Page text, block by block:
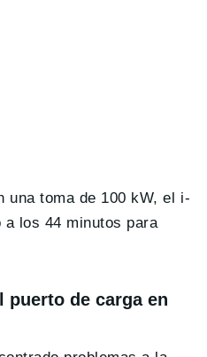
una toma de 100 kW, el i-
a los 44 minutos para
puerto de carga en